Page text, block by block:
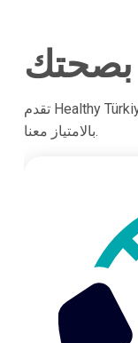
بصحتك
تقدم Healthy Türkiye الأفضل لصحتك وراحتك. ستشعر
بالامتياز معنا.